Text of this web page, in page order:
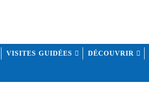
VISITES GUIDÉES DÉCOUVRIR